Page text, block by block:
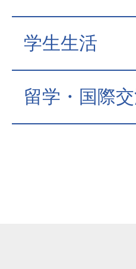
学生生活
留学・国際